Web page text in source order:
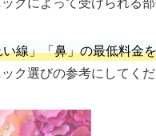
線」「鼻」の最低料金
ク選びの参考にしてくだ